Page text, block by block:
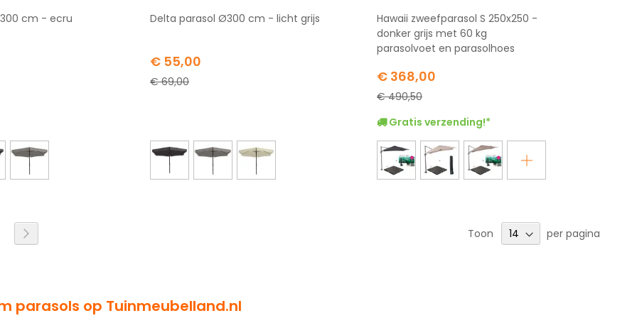
cm - ecru Delta parasol Ø300 cm - licht grijs
Special
Price
€ 55,00
€ 69,00
Hawaii zweefparasol S 250x250 -
donker grijs met 60 kg
parasolvoet en parasolhoes
Special
Price
€ 368,00
€ 490,50
Gratis verzending!*
pagina Toon per pagina
parasols op Tuinmeubelland.nl